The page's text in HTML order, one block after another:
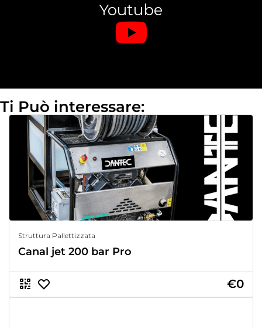
Youtube
Ti Può interessare:
Struttura Pallettizzata
Canal jet 200 bar Pro
€0